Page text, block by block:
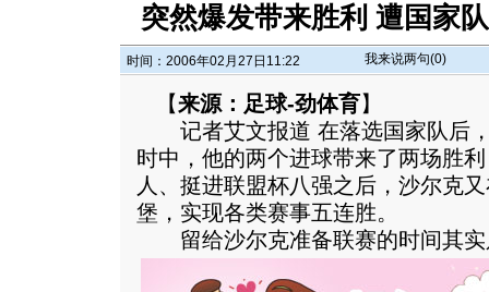
突然爆发带来胜利 遭国家
时间：2006年02月27日11:22 我来说两句(0)
【来源：足球-劲体育】
记者艾文报道 在落选国家队后，
时中，他的两个进球带来了两场胜
人、挺进联盟杯八强之后，沙尔克
堡，实现各类赛事五连胜。
留给沙尔克准备联赛的时间其实